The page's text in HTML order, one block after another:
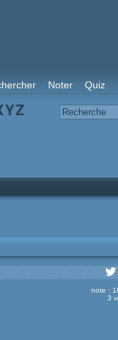
Noter Quiz
YZ
note :
3